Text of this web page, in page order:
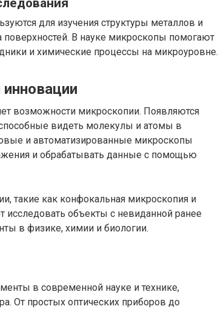
для изучения структуры металлов и
В науке микроскопы помогают
и химические процессы на микроуровне.
возможности микроскопии. Появляются
видеть молекулы и атомы в
и автоматизированные микроскопы
и обрабатывать данные с помощью
такие как конфокальная микроскопия и
объекты с невиданной ранее
в физике, химии и биологии.
в современной науке и технике,
От простых оптических приборов до